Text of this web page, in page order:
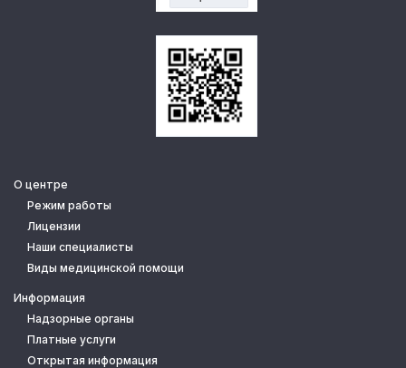
О центре
Режим работы
Лицензии
Наши специалисты
Виды медицинской помощи
Информация
Надзорные органы
Платные услуги
Открытая информация